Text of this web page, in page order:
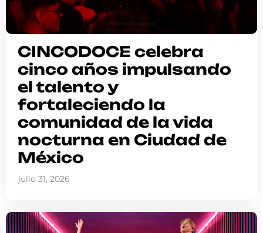
CINCODOCE celebra
cinco años impulsando
el talento y
fortaleciendo la
comunidad de la vida
nocturna en Ciudad de
México
julio 31, 2026